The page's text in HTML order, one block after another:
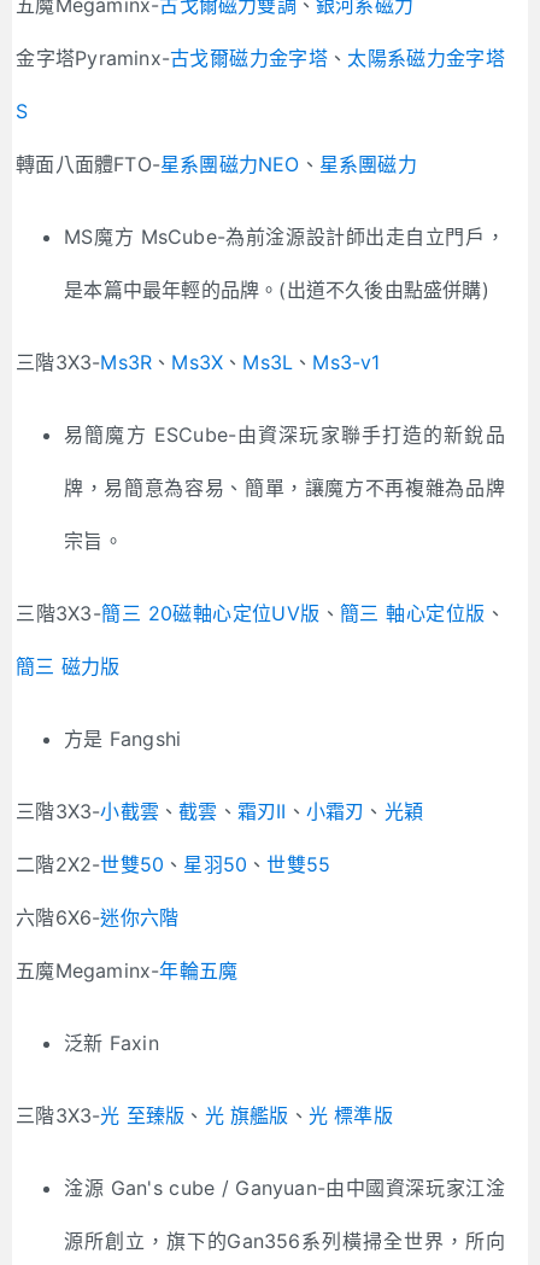
五魔Megaminx-古戈爾磁力雙調 、 銀河系磁力
金字塔Pyraminx-古戈爾磁力金字塔、 太陽系磁力金字塔
S
轉面八面體FTO-星系團磁力NEO 、 星系團磁力
MS魔方 MsCube-為前淦源設計師出走自立門戶，
是本篇中最年輕的品牌。(出道不久後由點盛併購)
三階3X3-Ms3R 、 Ms3X 、 Ms3L 、 Ms3-v1
易簡魔方 ESCube-由資深玩家聯手打造的新銳品
牌，易簡意為容易、簡單，讓魔方不再複雜為品牌
宗旨。
三階3X3-簡三 20磁軸心定位UV版 、 簡三 軸心定位版 、
簡三 磁力版
方是 Fangshi
三階3X3-小截雲 、截雲 、 霜刃II 、 小霜刃 、 光穎
二階2X2-世雙50 、 星羽50 、世雙55
六階6X6-迷你六階
五魔Megaminx-年輪五魔
泛新 Faxin
三階3X3-光 至臻版 、 光 旗艦版 、 光 標準版
淦源 Gan's cube / Ganyuan-由中國資深玩家江淦
源所創立，旗下的Gan356系列橫掃全世界，所向